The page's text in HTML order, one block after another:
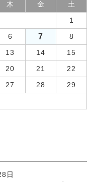
木 金 土
1
6 7 8
13 14 15
20 21 22
27 28 29
日